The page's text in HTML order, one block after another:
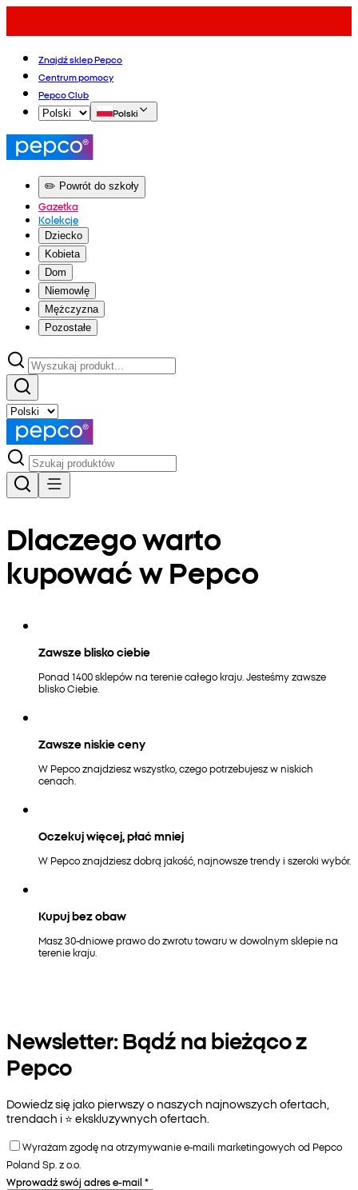
Znajdź sklep Pepco
Centrum pomocy
Pepco Club
Polski
✏️ Powrót do szkoły
Gazetka
Kolekcje
Dziecko
Kobieta
Dom
Niemowlę
Mężczyzna
Pozostałe
Dlaczego warto
kupować w Pepco
Zawsze blisko ciebie
Ponad 1400 sklepów na terenie całego kraju. Jesteśmy zawsze
blisko Ciebie.
Zawsze niskie ceny
W Pepco znajdziesz wszystko, czego potrzebujesz w niskich
cenach.
Oczekuj więcej, płać mniej
W Pepco znajdziesz dobrą jakość, najnowsze trendy i szeroki wybór.
Kupuj bez obaw
Masz 30-dniowe prawo do zwrotu towaru w dowolnym sklepie na
terenie kraju.
Newsletter: Bądź na bieżąco z
Pepco
Dowiedz się jako pierwszy o naszych najnowszych ofertach,
trendach i ⭐️ ekskluzywnych ofertach.
Wyrażam zgodę na otrzymywanie e-maili marketingowych od Pepco
Poland Sp. z o.o.
Wprowadź swój adres e-mail *